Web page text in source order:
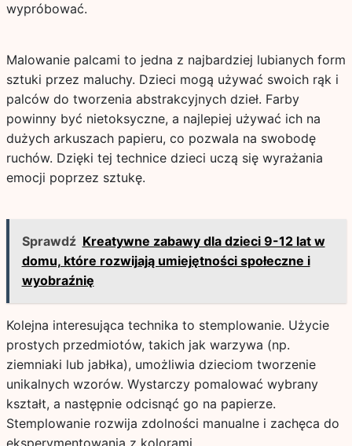
wypróbować.
Malowanie palcami to jedna z najbardziej lubianych form
sztuki przez maluchy. Dzieci mogą używać swoich rąk i
palców do tworzenia abstrakcyjnych dzieł. Farby
powinny być nietoksyczne, a najlepiej używać ich na
dużych arkuszach papieru, co pozwala na swobodę
ruchów. Dzięki tej technice dzieci uczą się wyrażania
emocji poprzez sztukę.
Sprawdź Kreatywne zabawy dla dzieci 9-12 lat w
domu, które rozwijają umiejętności społeczne i
wyobraźnię
Kolejna interesująca technika to stemplowanie. Użycie
prostych przedmiotów, takich jak warzywa (np.
ziemniaki lub jabłka), umożliwia dzieciom tworzenie
unikalnych wzorów. Wystarczy pomalować wybrany
kształt, a następnie odcisnąć go na papierze.
Stemplowanie rozwija zdolności manualne i zachęca do
eksperymentowania z kolorami.